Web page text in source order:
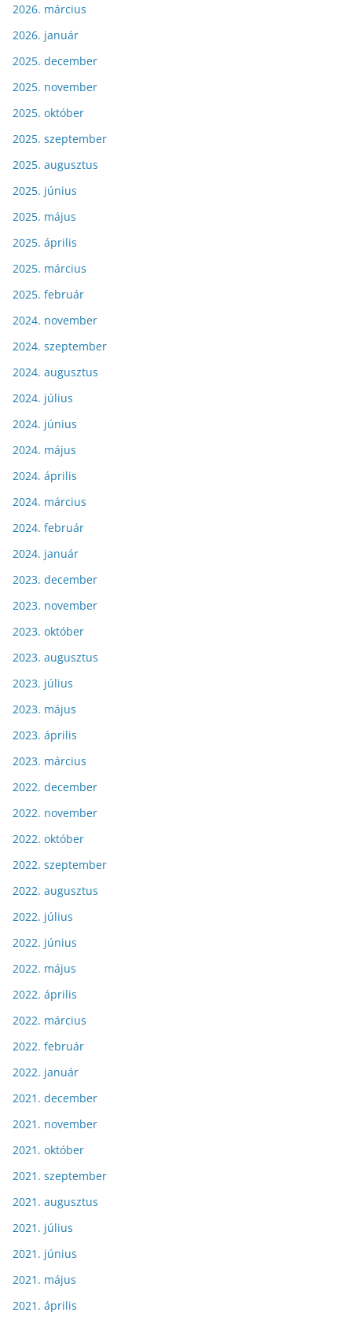
2026. március
2026. január
2025. december
2025. november
2025. október
2025. szeptember
2025. augusztus
2025. június
2025. május
2025. április
2025. március
2025. február
2024. november
2024. szeptember
2024. augusztus
2024. július
2024. június
2024. május
2024. április
2024. március
2024. február
2024. január
2023. december
2023. november
2023. október
2023. augusztus
2023. július
2023. május
2023. április
2023. március
2022. december
2022. november
2022. október
2022. szeptember
2022. augusztus
2022. július
2022. június
2022. május
2022. április
2022. március
2022. február
2022. január
2021. december
2021. november
2021. október
2021. szeptember
2021. augusztus
2021. július
2021. június
2021. május
2021. április